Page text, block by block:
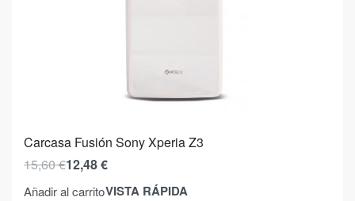
Carcasa Fusión Sony Xperia Z3
15,60€12,48€
Añadir al carritoVISTA RÁPIDA